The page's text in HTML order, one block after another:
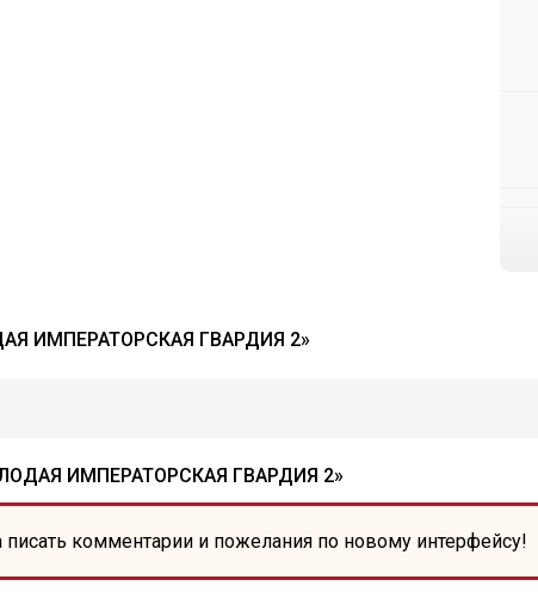
ИМПЕРАТОРСКАЯ ГВАРДИЯ 2»
ИМПЕРАТОРСКАЯ ГВАРДИЯ 2»
писать комментарии и пожелания по новому интерфейсу!